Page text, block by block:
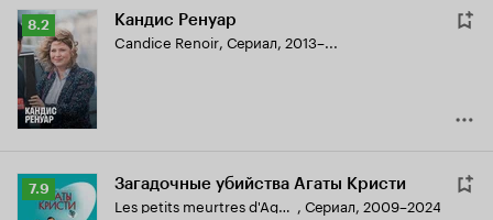
Рейтинг
Кинопоиска
8.2
8.2 Кандис Ренуар
Candice Renoir, Сериал, 2013–...
Рейтинг
Кинопоиска
7.9 Загадочные убийства Агаты Кристи
Les petits meurtres d'Agatha Christie , Сериал, 2009–2024